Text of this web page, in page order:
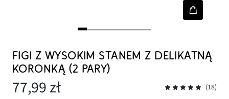
FIGI Z WYSOKIM STANEM Z DELIKATNĄ
KORONKĄ (2 PARY)
77,99 zł (18)